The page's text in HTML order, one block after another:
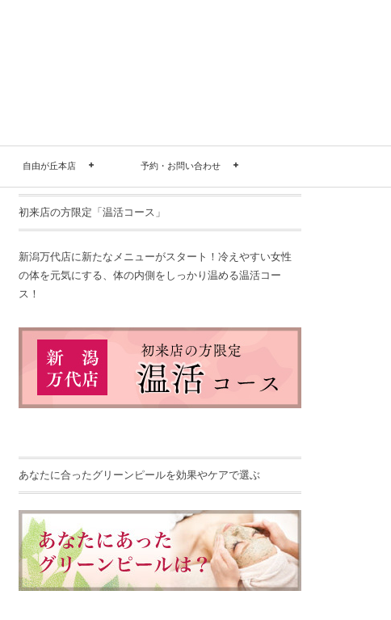
自由が丘本店 予約・お問い合わせ
初来店の方限定「温活コース」
新潟万代店に新たなメニューがスタート！冷えやすい女性
の体を元気にする、体の内側をしっかり温める温活コー
ス！
あなたに合ったグリーンピールを効果やケアで選ぶ